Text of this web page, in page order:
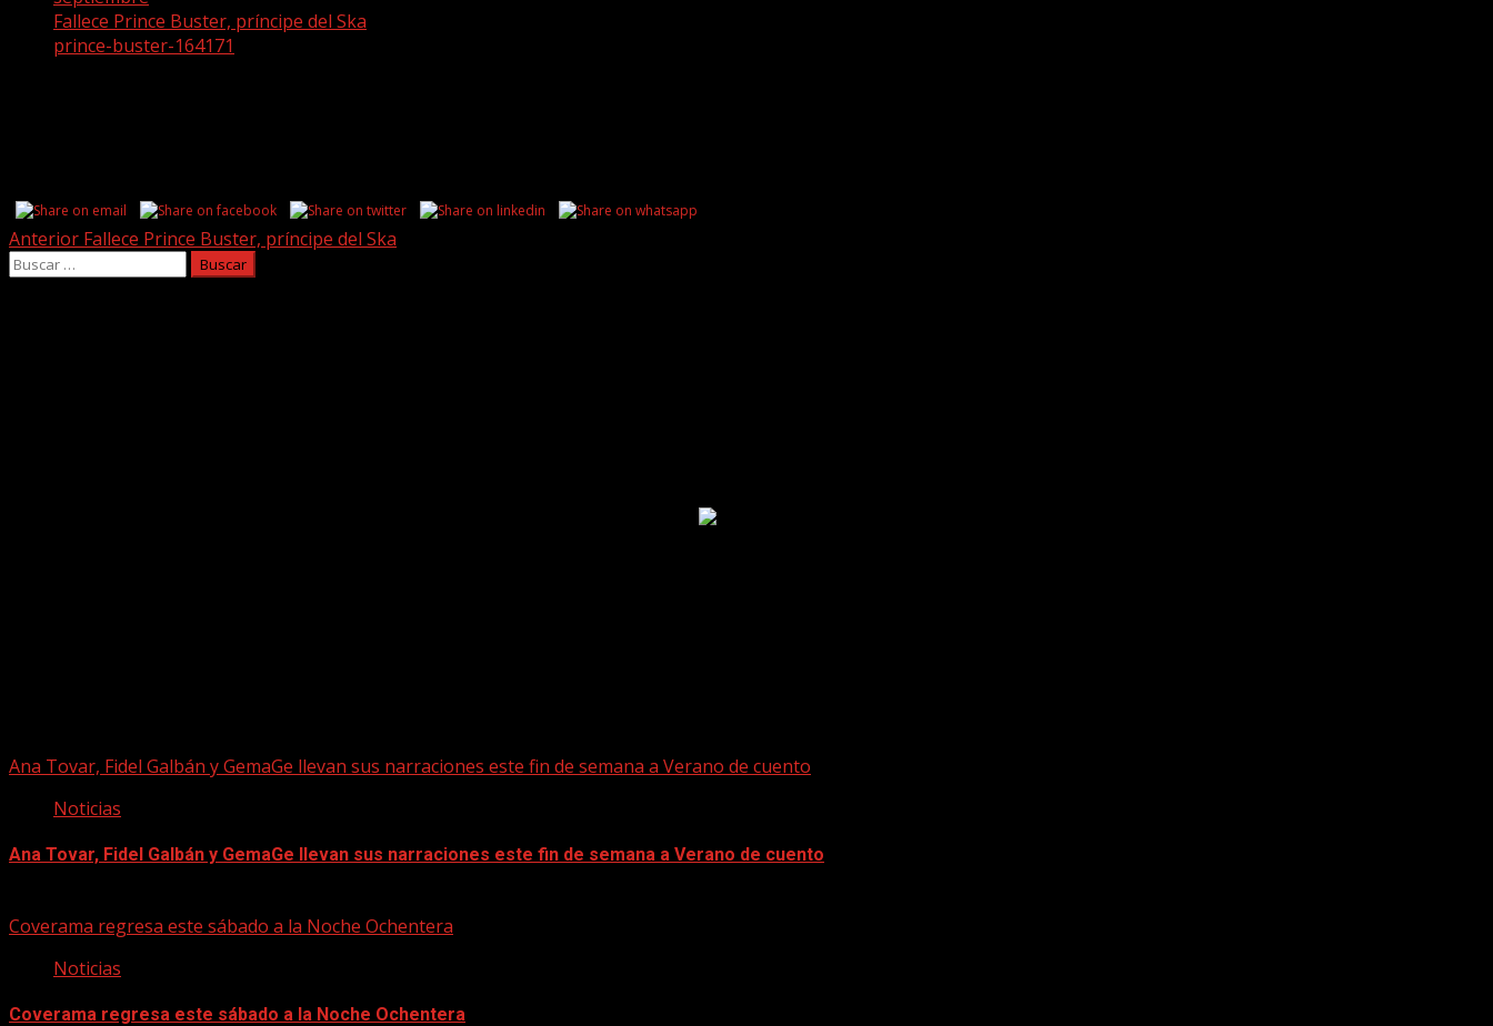
Fallece Prince Buster, príncipe del Ska
prince-buster-164171
Post
navigation
Anterior Fallece Prince Buster, príncipe del Ska
Buscar:
Ana Tovar, Fidel Galbán y GemaGe llevan sus narraciones este fin de semana a Verano de cuento
Noticias
Ana Tovar, Fidel Galbán y GemaGe llevan sus narraciones este fin de semana a Verano de cuento
Coverama regresa este sábado a la Noche Ochentera
Noticias
Coverama regresa este sábado a la Noche Ochentera